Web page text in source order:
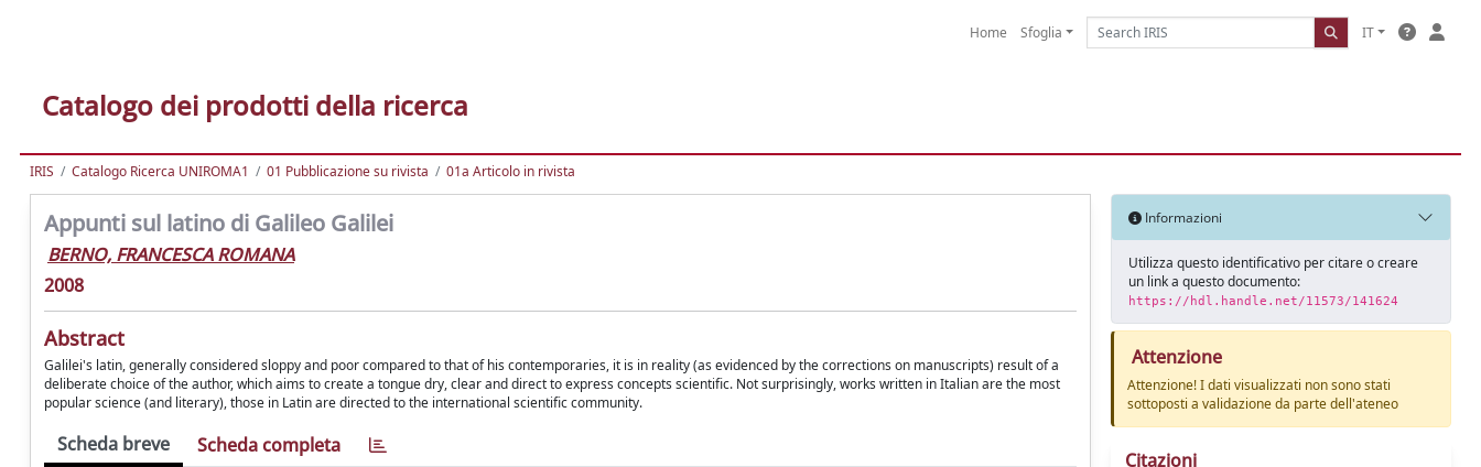
Home Sfoglia IT
Catalogo dei prodotti della ricerca
IRIS Catalogo Ricerca UNIROMA1 01 Pubblicazione su rivista 01a Articolo in rivista
Appunti sul latino di Galileo Galilei
BERNO, FRANCESCA ROMANA
2008
Abstract
Galilei's latin, generally considered sloppy and poor compared to that of his contemporaries, it is in reality (as evidenced by the corrections on manuscripts) result of a
deliberate choice of the author, which aims to create a tongue dry, clear and direct to express concepts scientific. Not surprisingly, works written in Italian are the most
popular science (and literary), those in Latin are directed to the international scientific community.
Scheda breve Scheda completa
Informazioni
Utilizza questo identificativo per citare o creare
un link a questo documento:
https://hdl.handle.net/11573/141624
Attenzione
Attenzione! I dati visualizzati non sono stati
sottoposti a validazione da parte dell'ateneo
Citazioni